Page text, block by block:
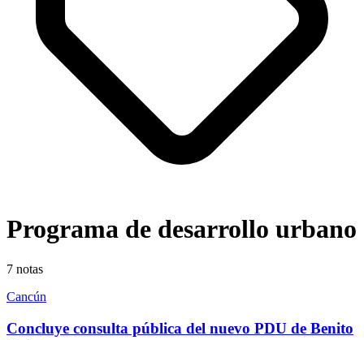
Programa de desarrollo urbano
7 notas
Cancún
Concluye consulta pública del nuevo PDU de Benito